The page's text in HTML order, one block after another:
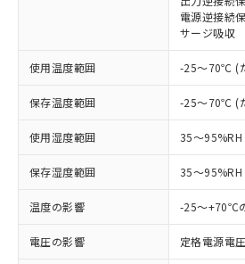
電源逆接続
サージ吸収
使用温度範囲 -25～70℃ (
保存温度範囲 -25～70℃ (
使用湿度範囲 35～
保存湿度範囲 35～
温度の影響 -25～+70℃
電圧の影響 定格電源電
ご利用条件
以下の条件をお読みいただき
ご利用ください。
本サービスは、当社制
商品の当社在庫状況お
(税抜)を提供させていた
当社制御機器事業取扱
本サービスの対象外と
ことをご了承ください
対応予定：EU RoHS指令（
有に対応した製品に切り替え
商品です。
対応予定なし：EU RoHS指
非含有に非対応の商品で、対
定はありません。
調査・確認中：EU RoHS指
非含有の対応状況を調査中
商品です。
非該当品：ライセンス料な
害物質有無と関係のない商品
いたものが、含有品と判明し
※1 中国RoHS○×表
「○」：最大均質材料含有
基準値以下であることを示し
「×」：最大均質材料含有
基準値を超えていることを示